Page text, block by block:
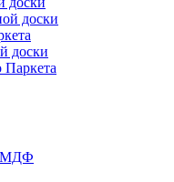
доски
доски
МДФ